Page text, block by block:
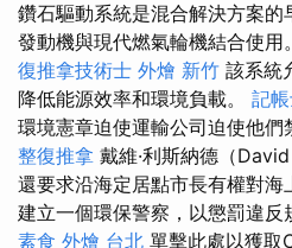
鑽石驅動系統是混合解決方案
發動機與現代燃氣輪機結合使用
復推拿技術士 外燴 新竹 該系統
降低能源效率和環境負載。 記
環境憲章迫使運輸公司迫使他們
整復推拿 戴維·利斯納德（David
還要求沿海定居點市長有權對
建立一個環保警察，以懲罰違反
素食 外燴 台北 單擊此處以獲取